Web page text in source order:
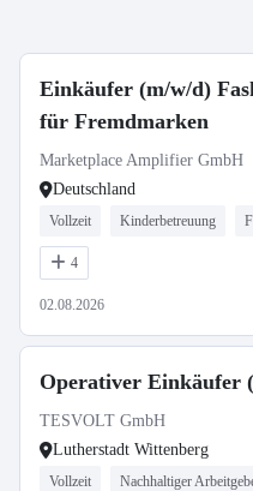
Einkäufer (m/w/d)
für Fremdmarken
Marketplace Amplifier GmbH
Deutschland
Vollzeit Kinderbetreuung
4
02.08.2026
Operativer Einkäufer
TESVOLT GmbH
Lutherstadt Wittenberg
Vollzeit Nachhaltiger